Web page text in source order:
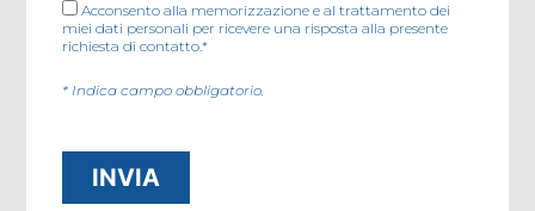
Acconsento alla memorizzazione e al trattamento dei
miei dati personali per ricevere una risposta alla presente
richiesta di contatto.*
* Indica campo obbligatorio.